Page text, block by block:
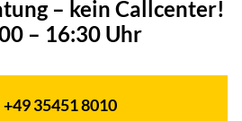
– kein Callcenter!
– 16:30 Uhr
Telefon:
+49 35451 8010